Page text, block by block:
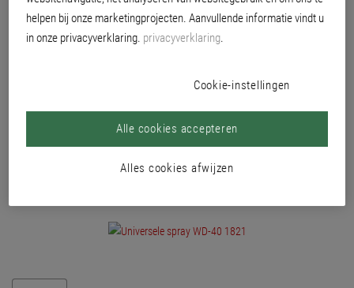
helpen bij onze marketingprojecten. Aanvullende informatie vindt u
in onze privacyverklaring. privacyverklaring.
Cookie-instellingen
Alles cookies afwijzen
Alle cookies accepteren